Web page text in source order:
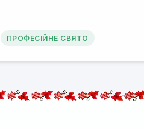
ПРОФЕСІЙНЕ СВЯТО